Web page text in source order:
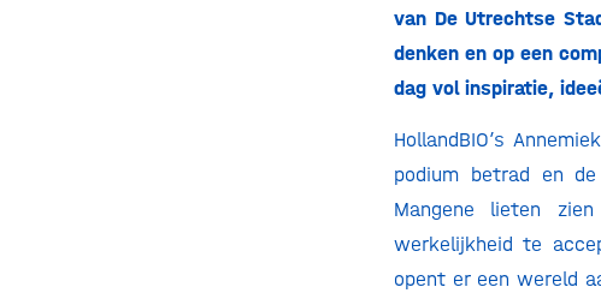
van De Utrechtse
denken en op een
dag vol inspiratie,
HollandBIO’s
podium betrad en
Mangene lieten
werkelijkheid te
opent er een wereld